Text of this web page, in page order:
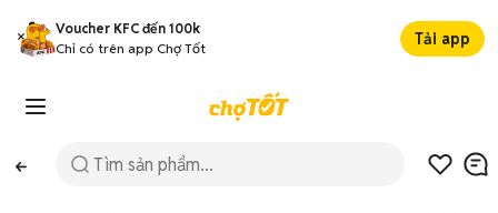
Voucher KFC đến 100k
Chỉ có trên app Chợ Tốt
Tải app